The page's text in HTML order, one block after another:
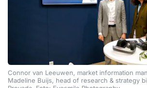
Connor van Leeuwen, market information
Madeline Buijs, head of research & strategy